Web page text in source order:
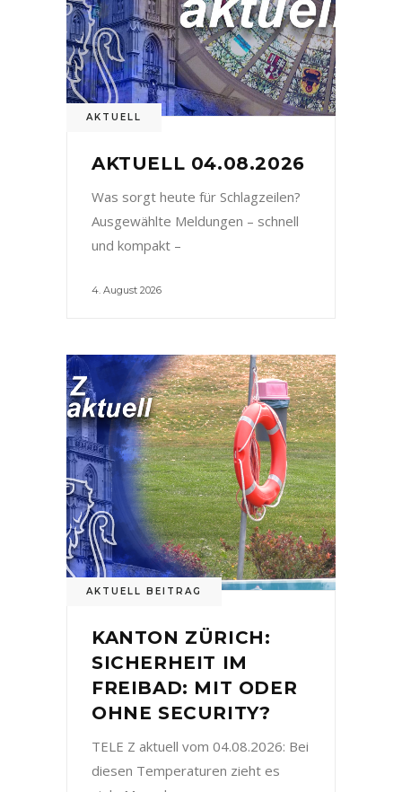
AKTUELL
AKTUELL 04.08.2026
Was sorgt heute für Schlagzeilen?
Ausgewählte Meldungen – schnell
und kompakt –
4. August 2026
AKTUELL BEITRAG
KANTON ZÜRICH:
SICHERHEIT IM
FREIBAD: MIT ODER
OHNE SECURITY?
TELE Z aktuell vom 04.08.2026: Bei
diesen Temperaturen zieht es